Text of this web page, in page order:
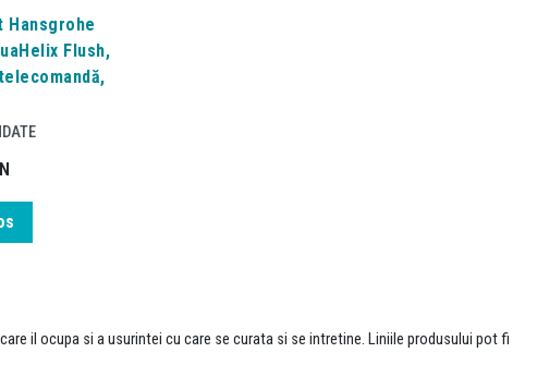
Hansgrohe
Flush,
il ocupa si a usurintei cu care se curata si se intretine. Liniile produsului pot fi